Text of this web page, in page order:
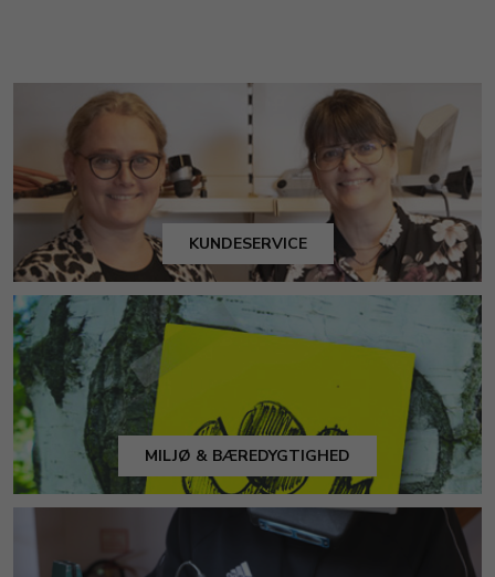
KUNDESERVICE
MILJØ & BÆREDYGTIGHED